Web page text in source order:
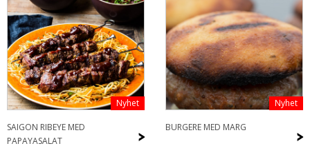
Nyhet
>
SAIGON RIBEYE MED
PAPAYASALAT
Nyhet
>
BURGERE MED MARG